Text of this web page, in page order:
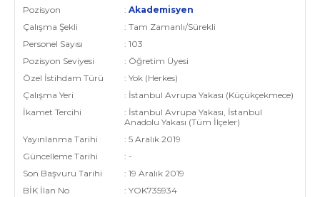
Pozisyon
: Akademisyen
Çalışma Şekli
: Tam Zamanlı/Sürekli
Personel Sayısı
: 103
Pozisyon Seviyesi
: Öğretim Üyesi
Özel İstihdam Türü
: Yok (Herkes)
Çalışma Yeri
: İstanbul Avrupa Yakası (Küçükçekmece)
İkamet Tercihi
: İstanbul Avrupa Yakası, İstanbul
Anadolu Yakası (Tüm İlçeler)
Yayınlanma Tarihi
: 5 Aralık 2019
Güncelleme Tarihi
: -
Son Başvuru Tarihi
: 19 Aralık 2019
BİK İlan No
: YOK735934